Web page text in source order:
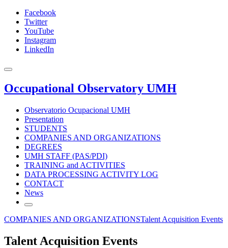
Facebook
Twitter
YouTube
Instagram
LinkedIn
Occupational Observatory UMH
Observatorio Ocupacional UMH
Presentation
STUDENTS
COMPANIES AND ORGANIZATIONS
DEGREES
UMH STAFF (PAS/PDI)
TRAINING and ACTIVITIES
DATA PROCESSING ACTIVITY LOG
CONTACT
News
COMPANIES AND ORGANIZATIONSTalent Acquisition Events
Talent Acquisition Events